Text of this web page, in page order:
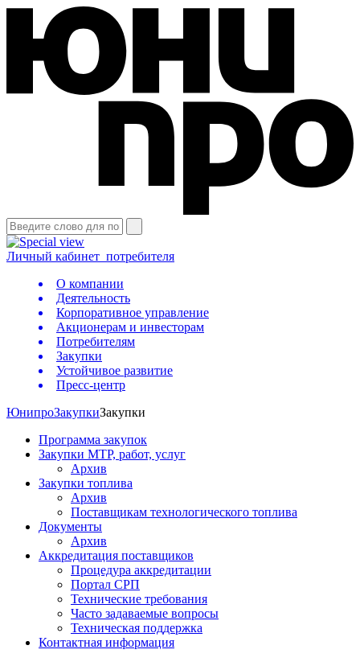
Личный кабинет потребителя
О компании
Деятельность
Корпоративное управление
Акционерам и инвесторам
Потребителям
Закупки
Устойчивое развитие
Пресс-центр
ЮнипроЗакупкиЗакупки
Программа закупок
Закупки МТР, работ, услуг
Архив
Закупки топлива
Архив
Поставщикам технологического топлива
Документы
Архив
Аккредитация поставщиков
Процедура аккредитации
Портал СРП
Технические требования
Часто задаваемые вопросы
Техническая поддержка
Контактная информация